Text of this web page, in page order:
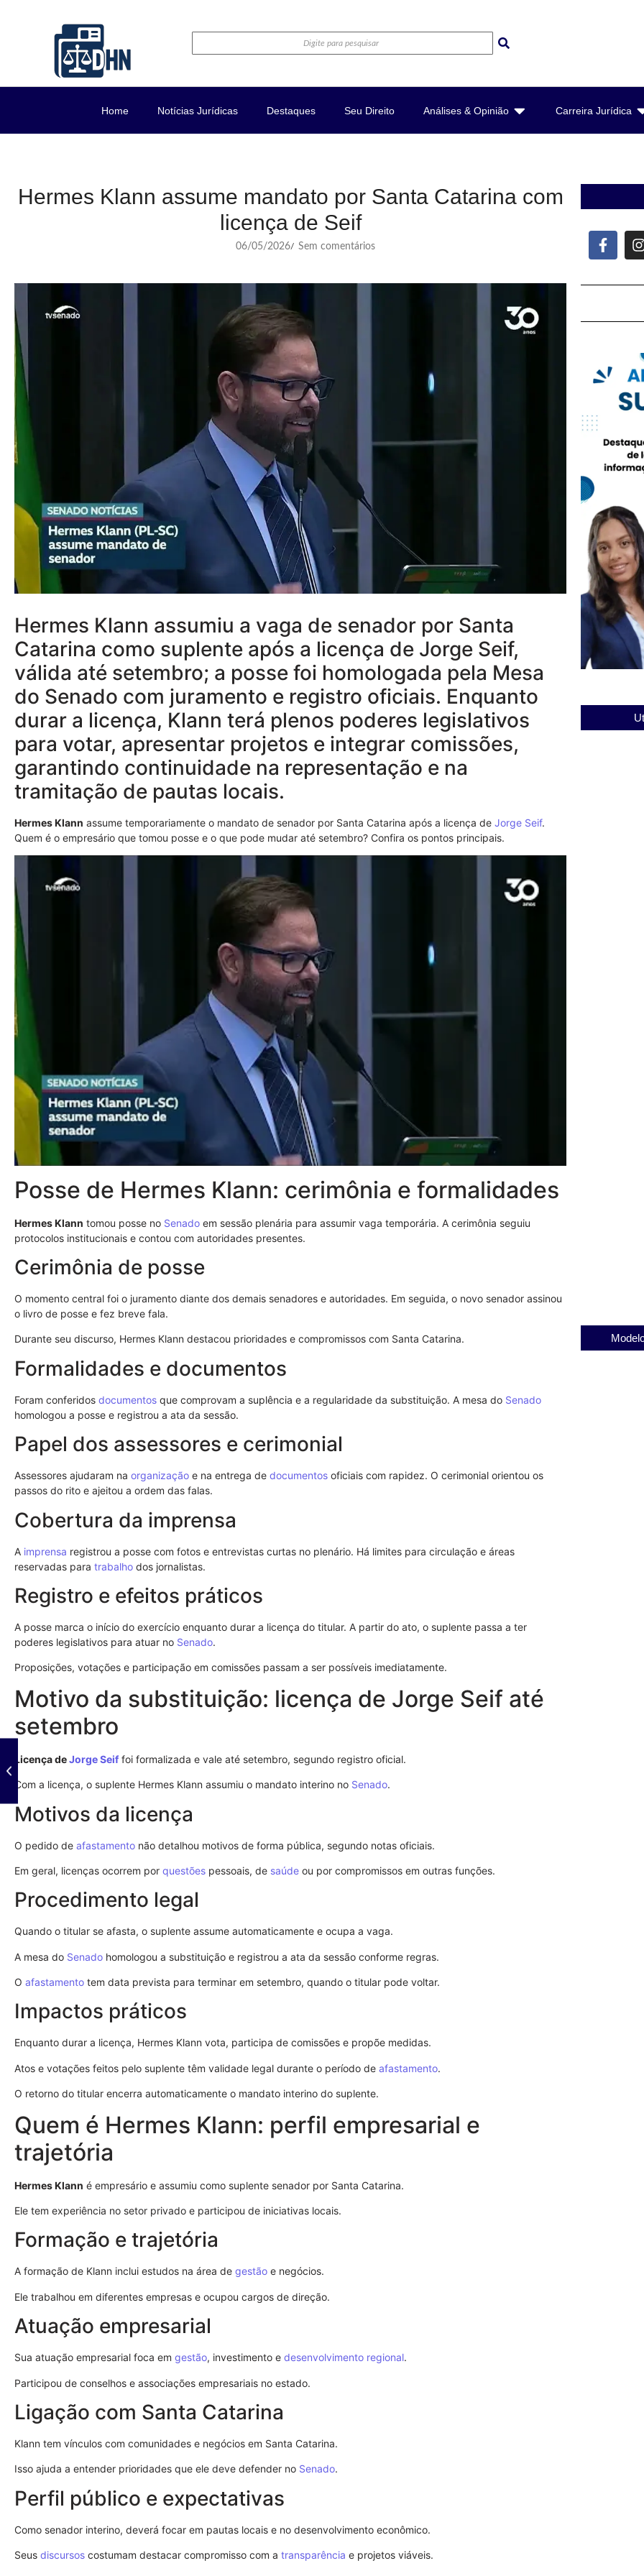
Home Notícias Jurídicas Destaques Seu Direito Análises & Opinião Carreira Jurídica
Hermes Klann assume mandato por Santa Catarina com
licença de Seif
06/05/2026/ Sem comentários
Hermes Klann assumiu a vaga de senador por Santa
Catarina como suplente após a licença de Jorge Seif,
válida até setembro; a posse foi homologada pela Mesa
do Senado com juramento e registro oficiais. Enquanto
durar a licença, Klann terá plenos poderes legislativos
para votar, apresentar projetos e integrar comissões,
garantindo continuidade na representação e na
tramitação de pautas locais.
Hermes Klann assume temporariamente o mandato de senador por Santa Catarina após a licença de Jorge Seif.
Quem é o empresário que tomou posse e o que pode mudar até setembro? Confira os pontos principais.
Posse de Hermes Klann: cerimônia e formalidades
Hermes Klann tomou posse no Senado em sessão plenária para assumir vaga temporária. A cerimônia seguiu
protocolos institucionais e contou com autoridades presentes.
Cerimônia de posse
O momento central foi o juramento diante dos demais senadores e autoridades. Em seguida, o novo senador assinou
o livro de posse e fez breve fala.
Durante seu discurso, Hermes Klann destacou prioridades e compromissos com Santa Catarina.
Formalidades e documentos
Foram conferidos documentos que comprovam a suplência e a regularidade da substituição. A mesa do Senado
homologou a posse e registrou a ata da sessão.
Papel dos assessores e cerimonial
Assessores ajudaram na organização e na entrega de documentos oficiais com rapidez. O cerimonial orientou os
passos do rito e ajeitou a ordem das falas.
Cobertura da imprensa
A imprensa registrou a posse com fotos e entrevistas curtas no plenário. Há limites para circulação e áreas
reservadas para trabalho dos jornalistas.
Registro e efeitos práticos
A posse marca o início do exercício enquanto durar a licença do titular. A partir do ato, o suplente passa a ter
poderes legislativos para atuar no Senado.
Proposições, votações e participação em comissões passam a ser possíveis imediatamente.
Motivo da substituição: licença de Jorge Seif até
setembro
Licença deJorge Seif foi formalizada e vale até setembro, segundo registro oficial.
Com a licença, o suplente Hermes Klann assumiu o mandato interino no Senado.
Motivos da licença
O pedido de afastamento não detalhou motivos de forma pública, segundo notas oficiais.
Em geral, licenças ocorrem por questões pessoais, de saúde ou por compromissos em outras funções.
Procedimento legal
Quando o titular se afasta, o suplente assume automaticamente e ocupa a vaga.
A mesa do Senado homologou a substituição e registrou a ata da sessão conforme regras.
O afastamento tem data prevista para terminar em setembro, quando o titular pode voltar.
Impactos práticos
Enquanto durar a licença, Hermes Klann vota, participa de comissões e propõe medidas.
Atos e votações feitos pelo suplente têm validade legal durante o período de afastamento.
O retorno do titular encerra automaticamente o mandato interino do suplente.
Quem é Hermes Klann: perfil empresarial e
trajetória
Hermes Klann é empresário e assumiu como suplente senador por Santa Catarina.
Ele tem experiência no setor privado e participou de iniciativas locais.
Formação e trajetória
A formação de Klann inclui estudos na área de gestão e negócios.
Ele trabalhou em diferentes empresas e ocupou cargos de direção.
Atuação empresarial
Sua atuação empresarial foca em gestão, investimento e desenvolvimento regional.
Participou de conselhos e associações empresariais no estado.
Ligação com Santa Catarina
Klann tem vínculos com comunidades e negócios em Santa Catarina.
Isso ajuda a entender prioridades que ele deve defender no Senado.
Perfil público e expectativas
Como senador interino, deverá focar em pautas locais e no desenvolvimento econômico.
Seus discursos costumam destacar compromisso com a transparência e projetos viáveis.